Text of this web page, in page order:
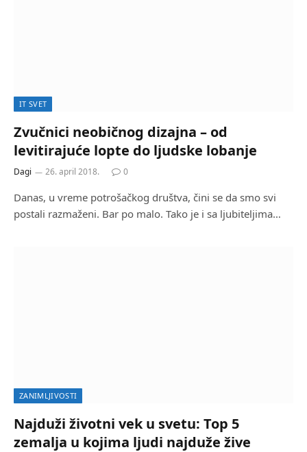
IT SVET
Zvučnici neobičnog dizajna – od
levitirajuće lopte do ljudske lobanje
Dagi 26. april 2018. 0
Danas, u vreme potrošačkog društva, čini se da smo svi
postali razmaženi. Bar po malo. Tako je i sa ljubiteljima…
ZANIMLJIVOSTI
Najduži životni vek u svetu: Top 5
zemalja u kojima ljudi najduže žive